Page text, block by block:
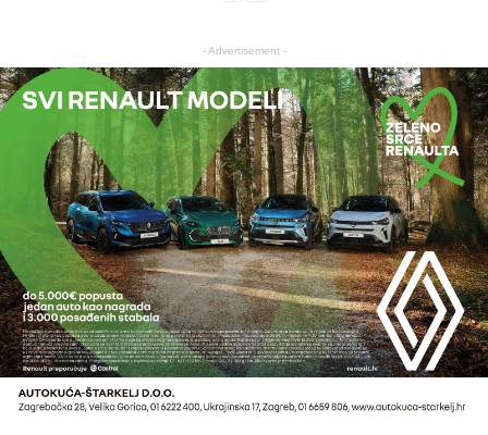
- Advertisement -